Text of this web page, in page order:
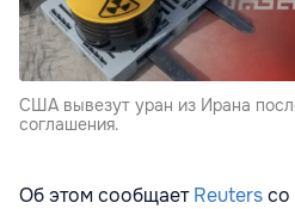
США вывезут уран из Ирана
соглашения.
Об этом сообщаетReutersсо